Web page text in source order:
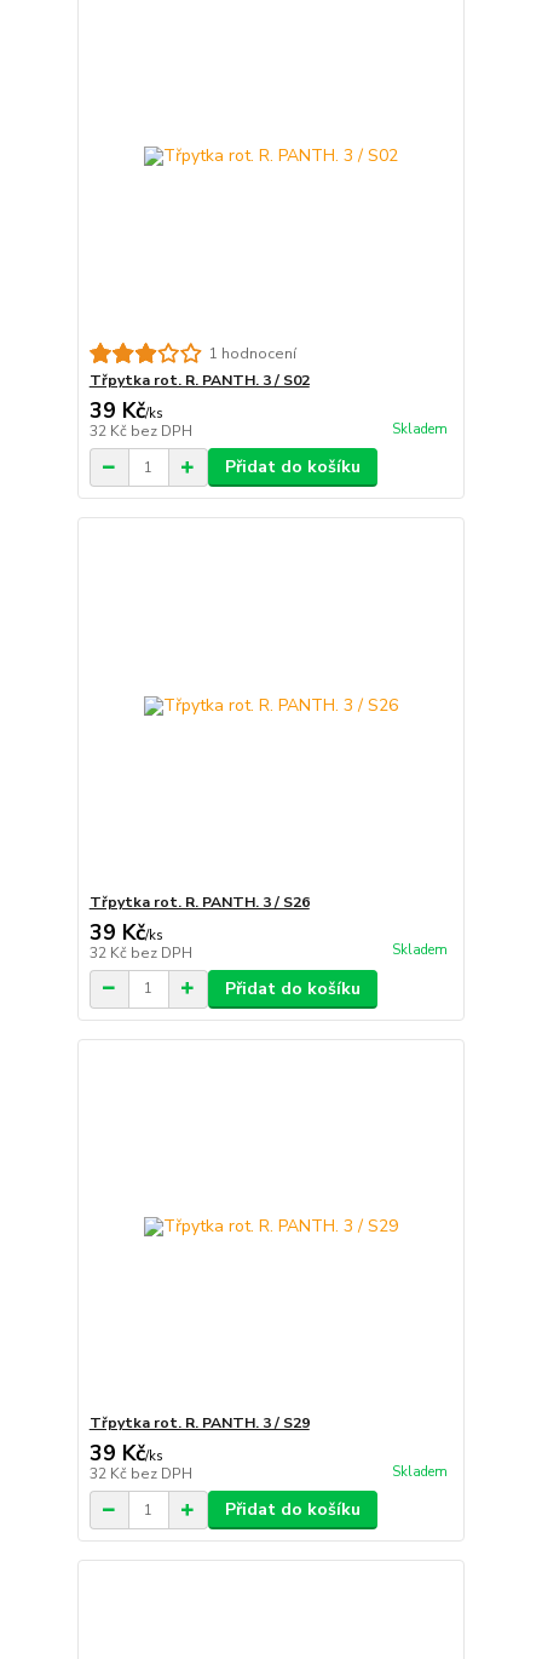
1 hodnocení
Třpytka rot. R. PANTH. 3 / S02
39 Kč/ks
32 Kč bez DPH Skladem
Přidat do košíku
Třpytka rot. R. PANTH. 3 / S26
39 Kč/ks
32 Kč bez DPH Skladem
Přidat do košíku
Třpytka rot. R. PANTH. 3 / S29
39 Kč/ks
32 Kč bez DPH Skladem
Přidat do košíku